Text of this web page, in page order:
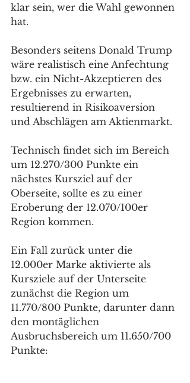
klar sein, wer die Wahl gewonnen
hat.
Besonders seitens Donald Trump
wäre realistisch eine Anfechtung
bzw. ein Nicht-Akzeptieren des
Ergebnisses zu erwarten,
resultierend in Risikoaversion
und Abschlägen am Aktienmarkt.
Technisch findet sich im Bereich
um 12.270/300 Punkte ein
nächstes Kursziel auf der
Oberseite, sollte es zu einer
Eroberung der 12.070/100er
Region kommen.
Ein Fall zurück unter die
12.000er Marke aktivierte als
Kursziele auf der Unterseite
zunächst die Region um
11.770/800 Punkte, darunter dann
den montäglichen
Ausbruchsbereich um 11.650/700
Punkte: